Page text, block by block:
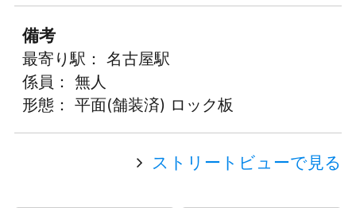
備考
最寄り駅： 名古屋駅
係員： 無人
形態： 平面(舗装済) ロック板
ストリートビューで見る